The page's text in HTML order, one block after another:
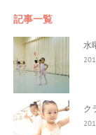
記事一覧
水
ク